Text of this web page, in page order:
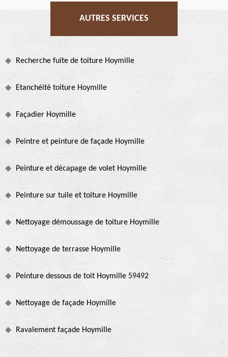
AUTRES SERVICES
Recherche fuite de toiture Hoymille
Etanchéité toiture Hoymille
Façadier Hoymille
Peintre et peinture de façade Hoymille
Peinture et décapage de volet Hoymille
Peinture sur tuile et toiture Hoymille
Nettoyage démoussage de toiture Hoymille
Nettoyage de terrasse Hoymille
Peinture dessous de toit Hoymille 59492
Nettoyage de façade Hoymille
Ravalement façade Hoymille